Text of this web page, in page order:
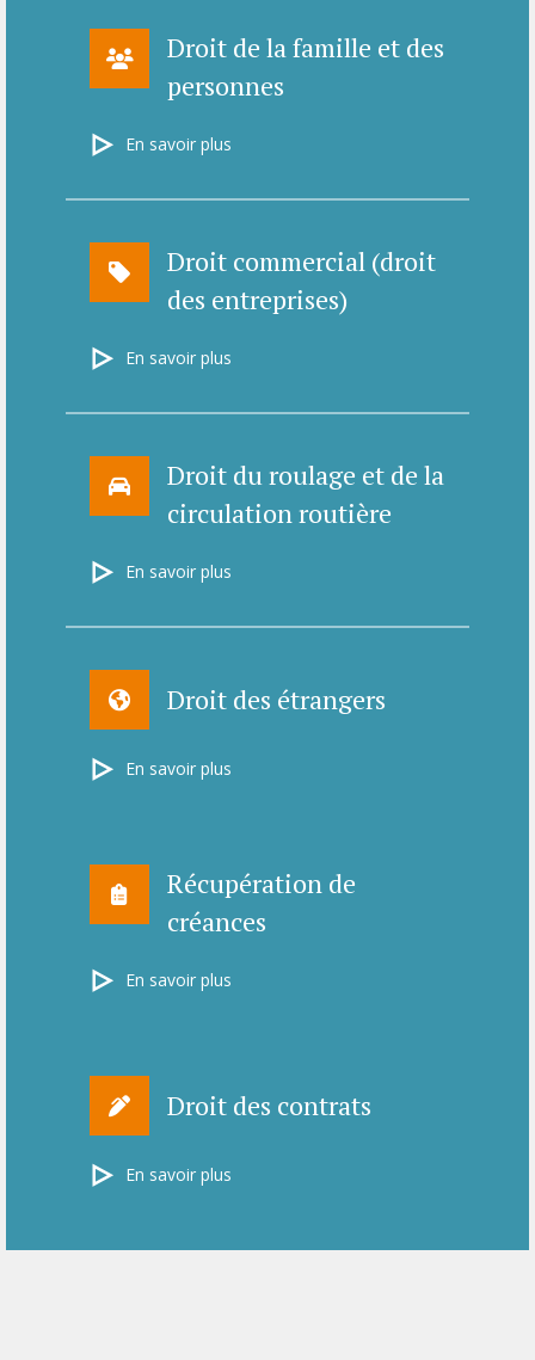
Droit de la famille et des
personnes
En savoir plus
Droit commercial (droit
des entreprises)
En savoir plus
Droit du roulage et de la
circulation routière
En savoir plus
Droit des étrangers
En savoir plus
Récupération de
créances
En savoir plus
Droit des contrats
En savoir plus